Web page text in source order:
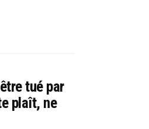
tué par
plaît, ne